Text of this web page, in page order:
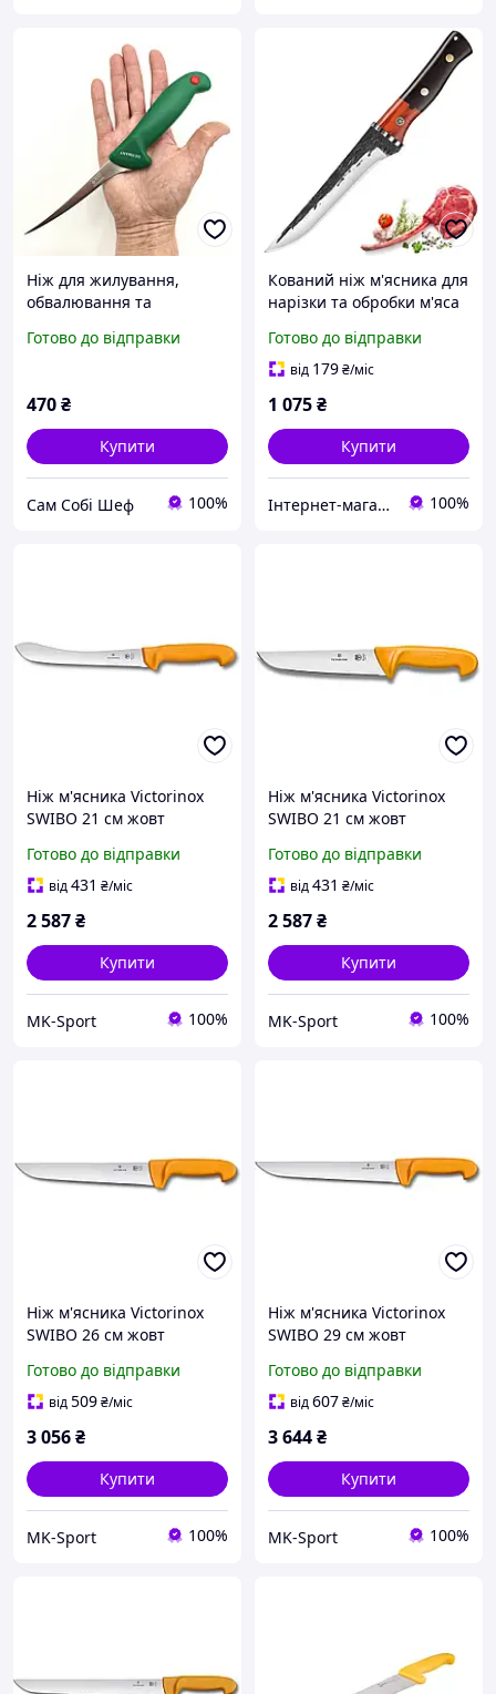
Ніж для жилування,
обвалювання та
см напівгнучкий |
сталі
Готово до відправки
470₴
Купити
Сам Собі Шеф 100%
Кований ніж м'ясника для
нарізки та обробки м'яса
дерев'яною рукояттю
(FBKC-37)
Готово до відправки
від 179₴/міс
1 075₴
Купити
Інтернет-магазин Ніж та Смак 100%
Ніж м'ясника Victorinox
SWIBO 21 см жовт
Готово до відправки
від431 ₴/міс
2 587₴
Купити
MK-Sport 100%
Ніж м'ясника Victorinox
SWIBO 21 см жовт
Готово до відправки
від431 ₴/міс
2 587₴
Купити
MK-Sport 100%
Ніж м'ясника Victorinox
SWIBO 26 см жовт
Готово до відправки
від509₴/міс
3 056₴
Купити
MK-Sport 100%
Ніж м'ясника Victorinox
SWIBO 29 см жовт
Готово до відправки
від607₴/міс
3 644₴
Купити
MK-Sport 100%